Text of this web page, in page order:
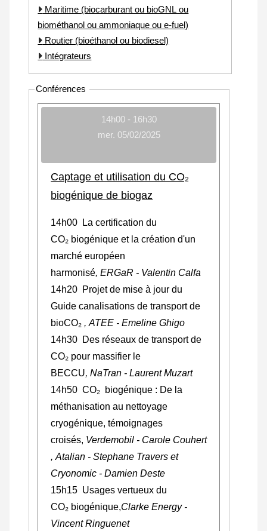
Maritime (biocarburant ou bioGNL ou
biométhanol ou ammoniaque ou e-fuel)
Routier (bioéthanol ou biodiesel)
Intégrateurs
Conférences
14h00 - 16h30
mer. 05/02/2025
Captage et utilisation du CO₂
biogénique de biogaz
14h00 La certification du
CO₂ biogénique et la création d'un
marché européen
harmonisé, ERGaR - Valentin Calfa
14h20 Projet de mise à jour du
Guide canalisations de transport de
bioCO₂ ,ATEE - Emeline Ghigo
14h30 Des réseaux de transport de
CO₂ pour massifier le
BECCU, NaTran - Laurent Muzart
14h50 CO₂ biogénique : De la
méthanisation au nettoyage
cryogénique, témoignages
croisés, Verdemobil - Carole Couhert
, Atalian - Stephane Travers et
Cryonomic - Damien Deste
15h15 Usages vertueux du
CO₂ biogénique,Clarke Energy -
Vincent Ringuenet